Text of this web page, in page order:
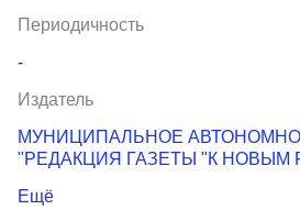
Периодичность
-
Издатель
МУНИЦИПАЛЬНОЕ
"РЕДАКЦИЯ ГАЗЕТЫ "К НОВЫМ
Ещё